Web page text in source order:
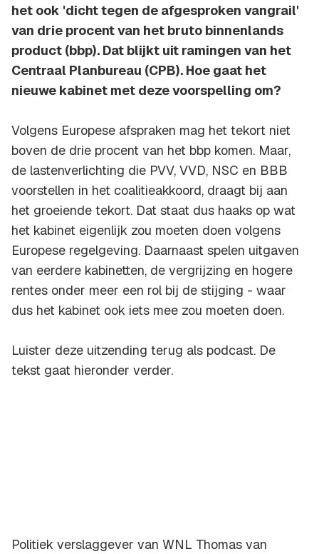
het ook 'dicht tegen de afgesproken vangrail'
van drie procent van het bruto binnenlands
product (bbp). Dat blijkt uit ramingen van het
Centraal Planbureau (CPB). Hoe gaat het
nieuwe kabinet met deze voorspelling om?
Volgens Europese afspraken mag het tekort niet
boven de drie procent van het bbp komen. Maar,
de lastenverlichting die PVV, VVD, NSC en BBB
voorstellen in het coalitieakkoord, draagt bij aan
het groeiende tekort. Dat staat dus haaks op wat
het kabinet eigenlijk zou moeten doen volgens
Europese regelgeving. Daarnaast spelen uitgaven
van eerdere kabinetten, de vergrijzing en hogere
rentes onder meer een rol bij de stijging - waar
dus het kabinet ook iets mee zou moeten doen.
Luister deze uitzending terug als podcast. De
tekst gaat hieronder verder.
Politiek verslaggever van WNL Thomas van